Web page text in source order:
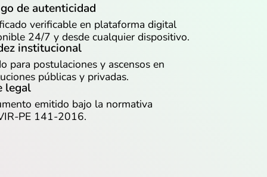
de autenticidad
verificable en plataforma digital
24/7 y desde cualquier dispositivo.
institucional
para postulaciones y ascensos en
públicas y privadas.
legal
emitido bajo la normativa
PE 141-2016.